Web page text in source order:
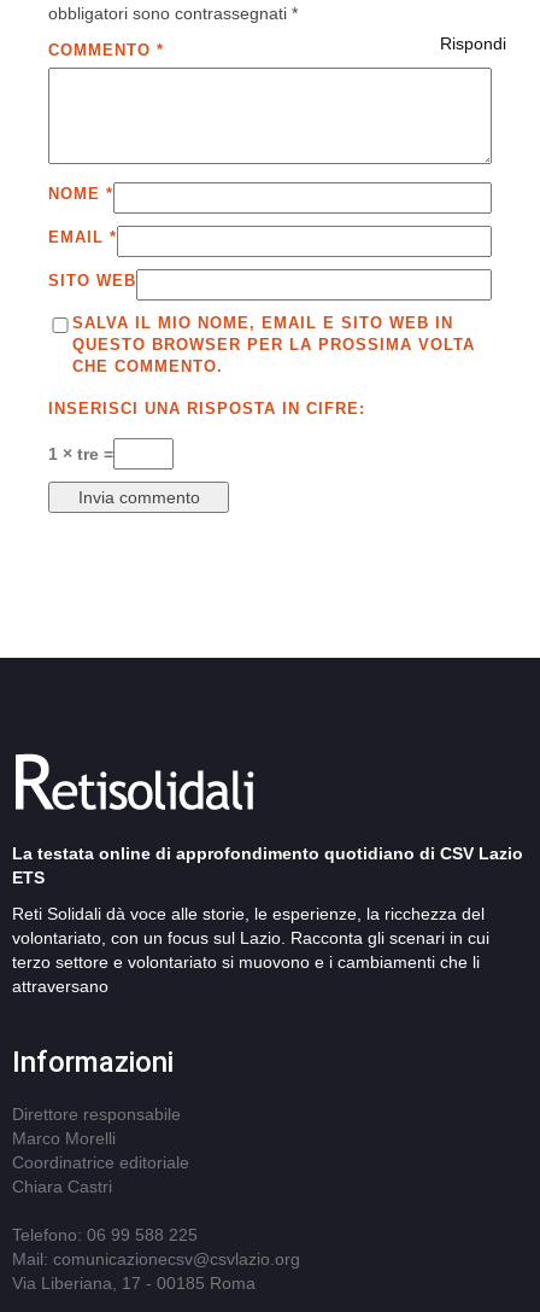
Rispondi
obbligatori sono contrassegnati *
COMMENTO *
NOME *
EMAIL *
SITO WEB
SALVA IL MIO NOME, EMAIL E SITO WEB IN
QUESTO BROWSER PER LA PROSSIMA VOLTA
CHE COMMENTO.
INSERISCI UNA RISPOSTA IN CIFRE:
1 × tre =
La testata online di approfondimento quotidiano di CSV Lazio
ETS
Reti Solidali dà voce alle storie, le esperienze, la ricchezza del
volontariato, con un focus sul Lazio. Racconta gli scenari in cui
terzo settore e volontariato si muovono e i cambiamenti che li
attraversano
Informazioni
Direttore responsabile
Marco Morelli
Coordinatrice editoriale
Chiara Castri
Telefono: 06 99 588 225
Mail: comunicazionecsv@csvlazio.org
Via Liberiana, 17 - 00185 Roma